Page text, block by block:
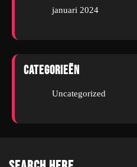
januari 2024
Categorieën
Uncategorized